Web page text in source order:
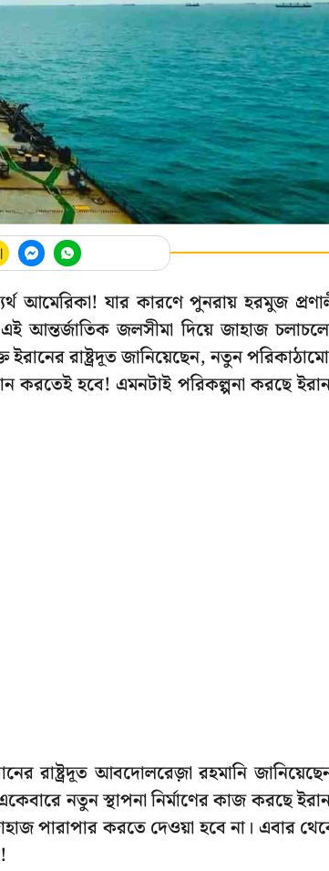
আমেরিকা! যার কারণে পুনরায় হরমুজ
জলসীমা দিয়ে জাহাজ
রাষ্ট্রদূত জানিয়েছেন, নতুন
করতেই হবে! এমনটাই পরিকল্পনা করছে
রাষ্ট্রদূত আবদোলরেজ়া রহমানি
নতুন স্থাপনা নির্মাণের কাজ করছে
পারাপার করতে দেওয়া হবে না। এবার